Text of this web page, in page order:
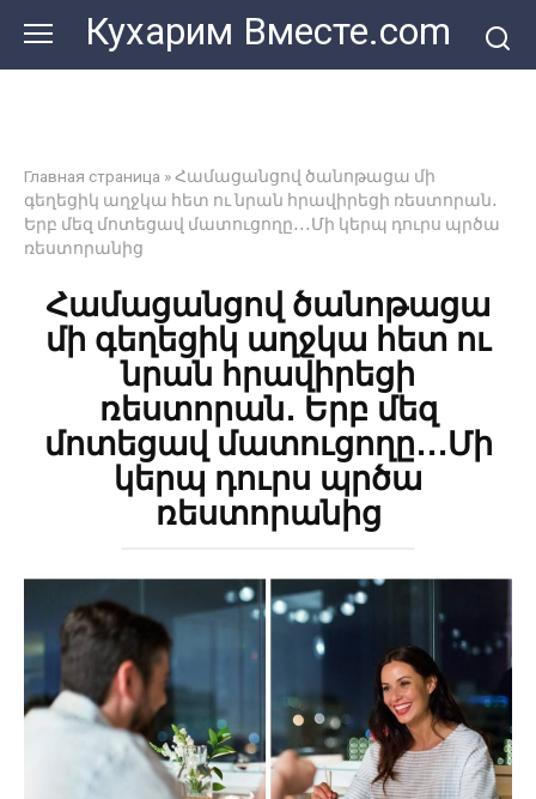
контенту
Кухарим Вместе.com
Главная страница »Համացանցով ծանոթացա մի
գեղեցիկ աղջկա հետ ու նրան հրավիրեցի ռեստորան․
Երբ մեզ մոտեցավ մատուցողը․․․Մի կերպ դուրս պրծա
ռեստորանից
Համացանցով ծանոթացա
մի գեղեցիկ աղջկա հետ ու
նրան հրավիրեցի
ռեստորան․ Երբ մեզ
մոտեցավ մատուցողը․․․Մի
կերպ դուրս պրծա
ռեստորանից